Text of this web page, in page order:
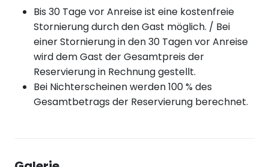
Bis 30 Tage vor Anreise ist eine kostenfreie
Stornierung durch den Gast möglich. / Bei
einer Stornierung in den 30 Tagen vor Anreise
wird dem Gast der Gesamtpreis der
Reservierung in Rechnung gestellt.
Bei Nichterscheinen werden 100 % des
Gesamtbetrags der Reservierung berechnet.